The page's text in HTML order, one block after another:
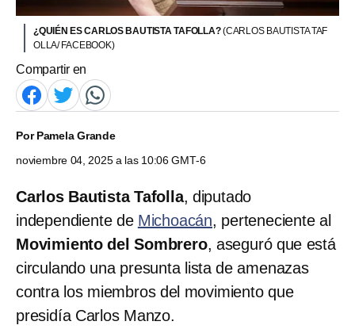
¿QUIÉN ES CARLOS BAUTISTA TAFOLLA?(CARLOS BAUTISTA TAF
OLLA/ FACEBOOK)
Compartir en
PorPamela Grande
noviembre 04, 2025 a las 10:06 GMT-6
Carlos Bautista Tafolla, diputado
independiente de Michoacán, perteneciente al
Movimiento del Sombrero, aseguró que está
circulando una presunta lista de amenazas
contra los miembros del movimiento que
presidía Carlos Manzo.